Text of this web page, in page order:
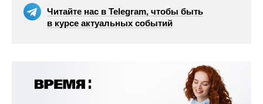
Читайте нас в Telegram, чтобы быть
в курсе актуальных событий